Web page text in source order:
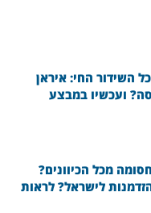
השידור החי: איראן
ועכשיו במבצע
מכל הכיוונים?
לישראל? לראות